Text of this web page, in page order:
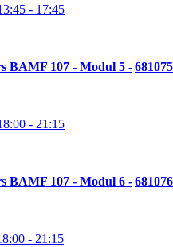
- 17:45
BAMF 107 - Modul 5 -681075
- 21:15
BAMF 107 - Modul 6 -681076
- 21:15